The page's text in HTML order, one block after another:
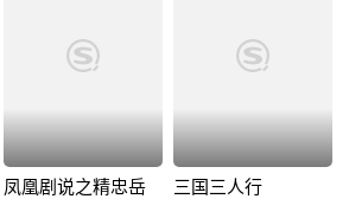
凤凰剧说之精忠岳
三国三人行